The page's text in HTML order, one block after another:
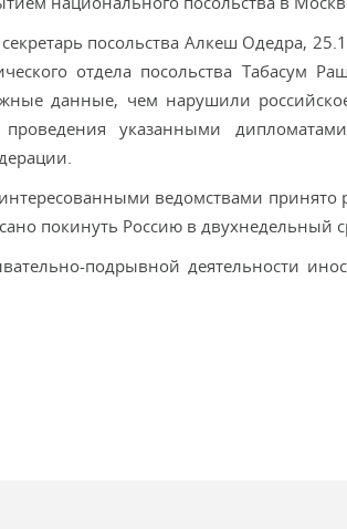
посольства Алкеш Одедра,
отдела посольства Табасум
данные, чем нарушили российское
указанными дипломатами
ведомствами
покинуть Россию в двухнедельный
подрывной деятельности